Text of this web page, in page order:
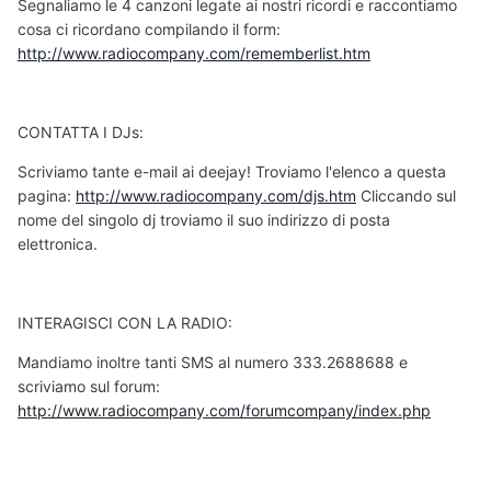
Segnaliamo le 4 canzoni legate ai nostri ricordi e raccontiamo
cosa ci ricordano compilando il form:
http://www.radiocompany.com/rememberlist.htm
CONTATTA I DJs:
Scriviamo tante e-mail ai deejay! Troviamo l'elenco a questa
pagina: http://www.radiocompany.com/djs.htm Cliccando sul
nome del singolo dj troviamo il suo indirizzo di posta
elettronica.
INTERAGISCI CON LA RADIO:
Mandiamo inoltre tanti SMS al numero 333.2688688 e
scriviamo sul forum:
http://www.radiocompany.com/forumcompany/index.php